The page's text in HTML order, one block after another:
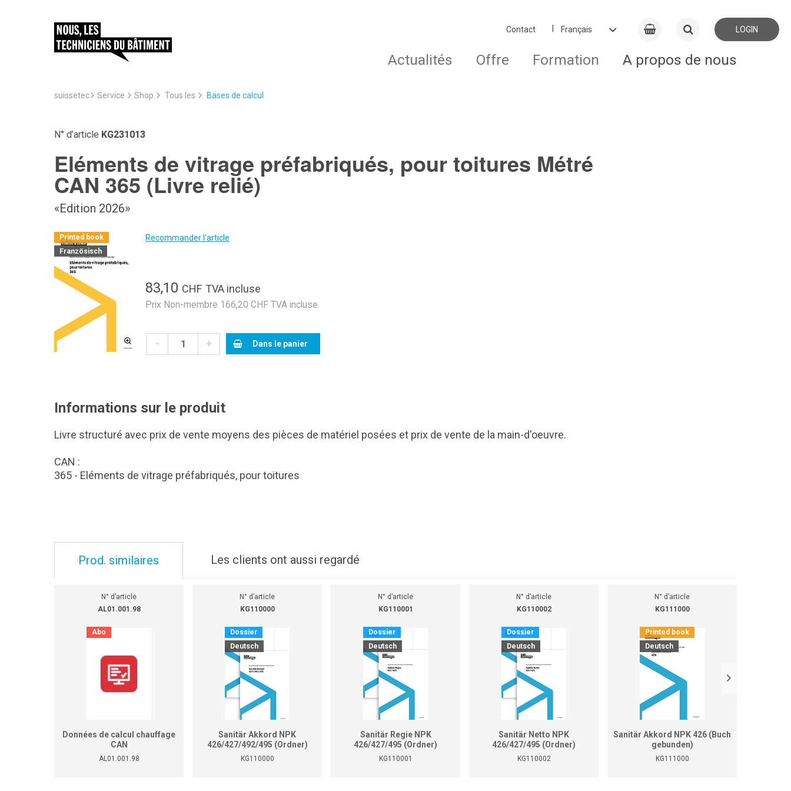
Contact LOGIN
Actualités Offre Formation A propos de nous
suissetec Service Shop Tous les Bases de calcul
N° d’article KG231013
Eléments de vitrage préfabriqués, pour toitures Métré
CAN 365 (Livre relié)
«Edition 2026»
Printed book
Französisch
Recommander l'article
83,10 CHF TVA incluse
Prix Non-membre 166,20 CHF TVA incluse
- + Dans le panier
Informations sur le produit
Livre structuré avec prix de vente moyens des pièces de matériel posées et prix de vente de la main-d'oeuvre.
CAN :
365 - Eléments de vitrage préfabriqués, pour toitures
Prod. similaires Les clients ont aussi regardé
N° d’article
AL01.001.98
Abo
Données de calcul chauffage
CAN
451/452/453/454/497/459
AL01.001.98
N° d’article
KG110000
Dossier
Deutsch
Sanitär Akkord NPK
426/427/492/495 (Ordner)
KG110000
N° d’article
KG110001
Dossier
Deutsch
Sanitär Regie NPK
426/427/495 (Ordner)
KG110001
N° d’article
KG110002
Dossier
Deutsch
Sanitär Netto NPK
426/427/495 (Ordner)
KG110002
N° d’article
KG111000
Printed book
Deutsch
Sanitär Akkord NPK 426 (Buch
gebunden)
KG111000